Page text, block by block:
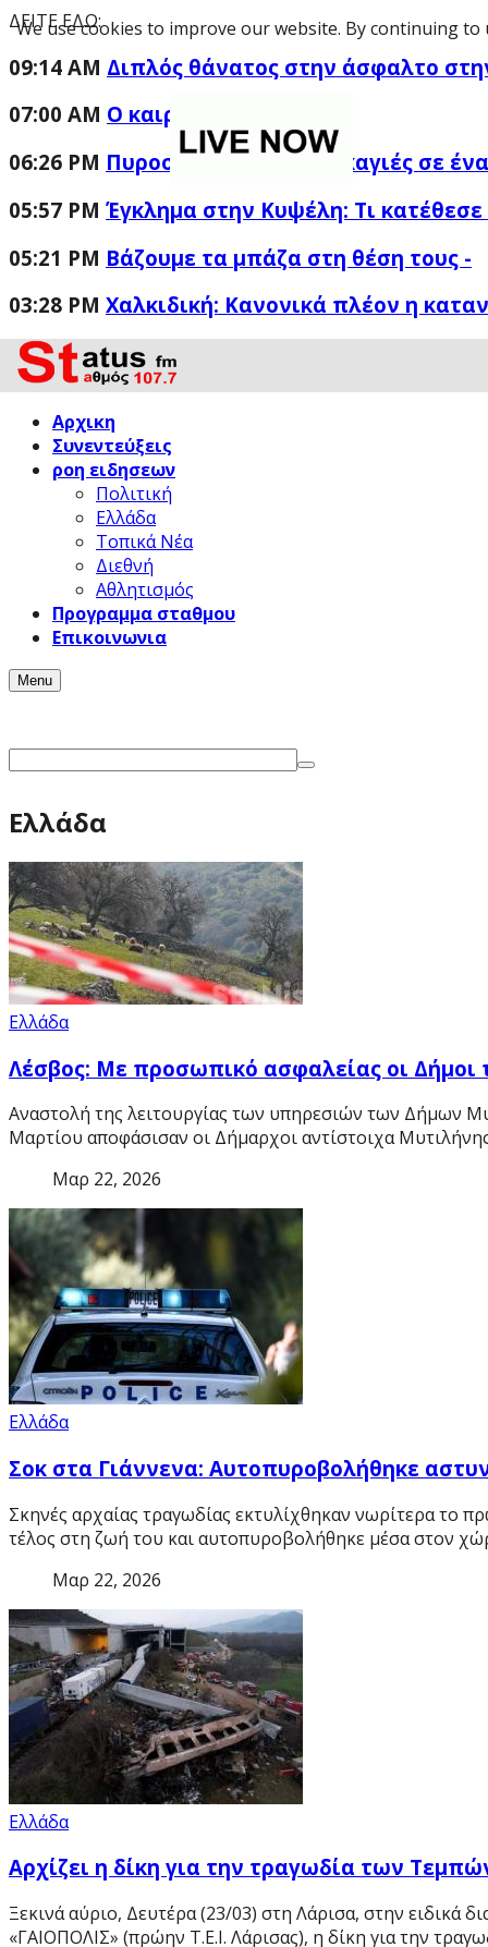
ΔΕΙΤΕ ΕΔΩ:
09:14 AM Διπλός θάνατος στην άσφαλτο
07:00 AM Ο καιρός σήμερα
06:26 PM Πυροσβεστική: 44 πυρκαγιές σε
05:57 PM Έγκλημα στην Κυψέλη: Τι κατέθεσε
05:21 PM Βάζουμε τα μπάζα στη θέση τους -
03:28 PM Χαλκιδική: Κανονικά πλέον η
Αρχικη
Συνεντεύξεις
ροη ειδησεων
Πολιτική
Ελλάδα
Τοπικά Νέα
Διεθνή
Αθλητισμός
Προγραμμα σταθμου
Επικοινωνια
Menu
Ελλάδα
Ελλάδα
Λέσβος: Με προσωπικό ασφαλείας οι
Αναστολή της λειτουργίας των υπηρεσιών των Δήμων
Μαρτίου αποφάσισαν οι Δήμαρχοι αντίστοιχα
Μαρ 22, 2026
Ελλάδα
Σοκ στα Γιάννενα: Αυτοπυροβολήθηκε
Σκηνές αρχαίας τραγωδίας εκτυλίχθηκαν νωρίτερα το
τέλος στη ζωή του και αυτοπυροβολήθηκε μέσα στον
Μαρ 22, 2026
Ελλάδα
Αρχίζει η δίκη για την τραγωδία των
Ξεκινά αύριο, Δευτέρα (23/03) στη Λάρισα, στην
«ΓΑΙΟΠΟΛΙΣ» (πρώην Τ.Ε.Ι. Λάρισας), η δίκη για την
We use cookies to improve our website. By continuing